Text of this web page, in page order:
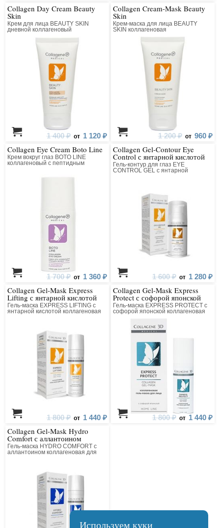
Collagen Day Cream Beauty
Skin
Крем для лица BEAUTY SKIN
дневной коллагеновый
1 400 ₽ от 1 120 ₽
Collagen Cream-Mask Beauty
Skin
Крем-маска для лица BEAUTY
SKIN коллагеновая
1 200 ₽ от 960 ₽
Collagen Eye Cream Boto Line
Крем вокруг глаз BOTO LINE
коллагеновый с пептидным
1 700 ₽ от 1 360 ₽
Collagen Gel-Contour Eye
Control с янтарной кислотой
Гель-контур для глаз EYE
CONTROL GEL с янтарной
1 600 ₽ от 1 280 ₽
Collagen Gel-Mask Express
Lifting с янтарной кислотой
Гель-маска EXPRESS LIFTING с
янтарной кислотой коллагеновая
1 800 ₽ от 1 440 ₽
Collagen Gel-Mask Express
Protect с софорой японской
Гель-маска EXPRESS PROTECT с
софорой японской коллагеновая
1 800 ₽ от 1 440 ₽
Collagen Gel-Mask Hydro
Comfort с аллантоином
Гель-маска HYDRO COMFORT с
аллантоином коллагеновая для
Используем куки